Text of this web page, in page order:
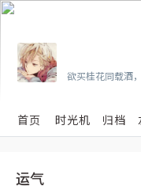
欲买桂花同载酒
首页 时光机 归档
运气